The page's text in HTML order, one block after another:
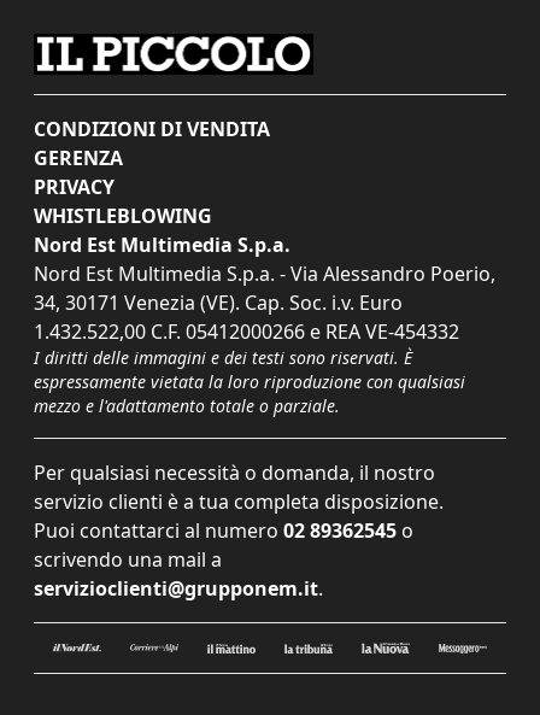
CONDIZIONI DI VENDITA
GERENZA
PRIVACY
WHISTLEBLOWING
Nord Est Multimedia S.p.a.
Nord Est Multimedia S.p.a. - Via Alessandro Poerio,
34, 30171 Venezia (VE). Cap. Soc. i.v. Euro
1.432.522,00 C.F. 05412000266 e REA VE-454332
I diritti delle immagini e dei testi sono riservati. È
espressamente vietata la loro riproduzione con qualsiasi
mezzo e l'adattamento totale o parziale.
Per qualsiasi necessità o domanda, il nostro
servizio clienti è a tua completa disposizione.
Puoi contattarci al numero 02 89362545 o
scrivendo una mail a
servizioclienti@grupponem.it.